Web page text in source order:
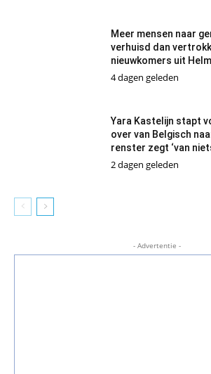
Meer mensen naar
verhuisd dan
nieuwkomers uit
4 dagen geleden
Yara Kastelijn stapt
over van Belgisch
renster zegt ‘van
2 dagen geleden
- Advertentie -